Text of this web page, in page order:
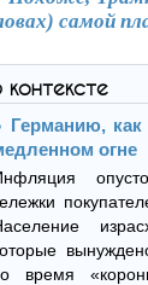
самой
контексте
Германию, как
огне
время